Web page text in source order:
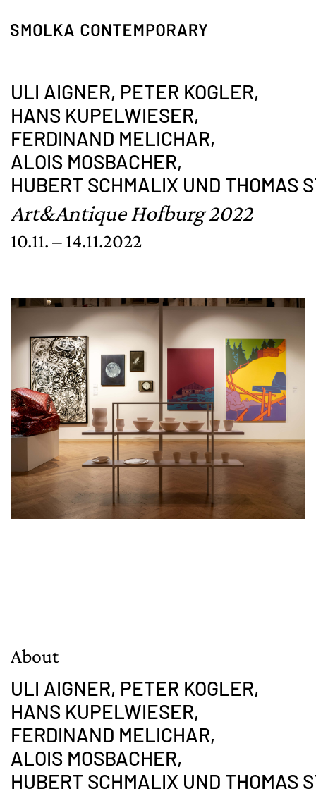
ULI AIGNER, PETER KOGLER,
HANS KUPELWIESER,
FERDINAND MELICHAR,
ALOIS MOSBACHER,
HUBERT SCHMALIX UND THOMAS
Art&Antique Hofburg 2022
10.11. – 14.11.2022
About
ULI AIGNER, PETER KOGLER,
HANS KUPELWIESER,
FERDINAND MELICHAR,
ALOIS MOSBACHER,
HUBERT SCHMALIX UND THOMAS